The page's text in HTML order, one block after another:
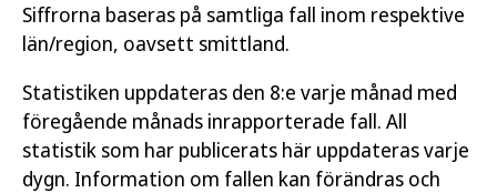
Siffrorna baseras på samtliga fall inom respektive
län/region, oavsett smittland.
Statistiken uppdateras den 8:e varje månad med
föregående månads inrapporterade fall. All
statistik som har publicerats här uppdateras varje
dygn. Information om fallen kan förändras och